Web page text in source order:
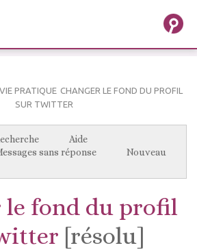
VIE PRATIQUE CHANGER LE FOND DU PROFIL
SUR TWITTER
Aide
sans réponse
Nouveau
le fond du profil
[résolu]